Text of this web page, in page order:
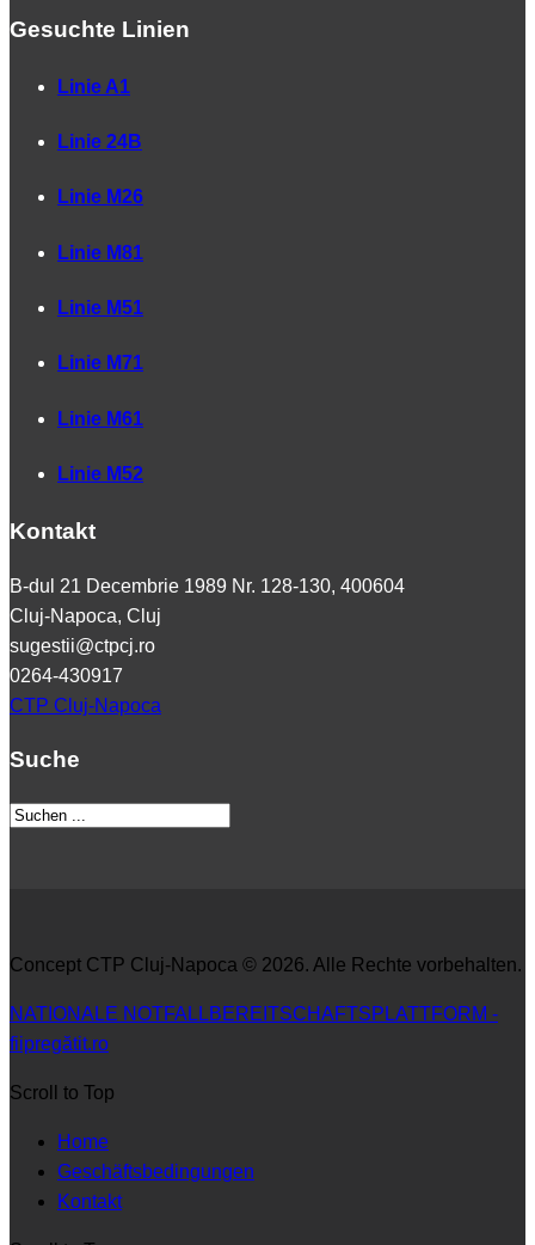
Gesuchte Linien
Linie A1
Linie 24B
Linie M26
Linie M81
Linie M51
Linie M71
Linie M61
Linie M52
Kontakt
B-dul 21 Decembrie 1989 Nr. 128-130, 400604
Cluj-Napoca, Cluj
sugestii@ctpcj.ro
0264-430917
CTP Cluj-Napoca
Suche
Concept CTP Cluj-Napoca © 2026. Alle Rechte vorbehalten.
NATIONALE NOTFALLBEREITSCHAFTSPLATTFORM -
fiipregătit.ro
Scroll to Top
Home
Geschäftsbedingungen
Kontakt